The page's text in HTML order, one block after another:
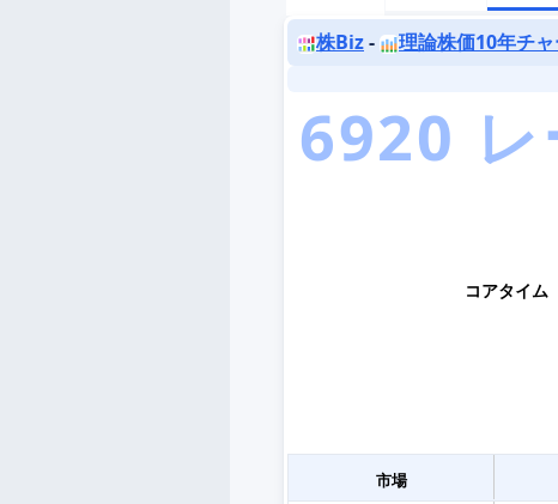
株Biz- 理論株価10年チャ
コアタイム
市場